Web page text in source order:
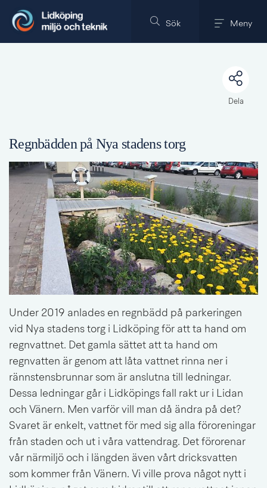
Sök Meny
Dela
Regnbädden på Nya stadens torg
Under 2019 anlades en regnbädd på parkeringen
vid Nya stadens torg i Lidköping för att ta hand om
regnvattnet. Det gamla sättet att ta hand om
regnvatten är genom att låta vattnet rinna ner i
rännstensbrunnar som är anslutna till ledningar.
Dessa ledningar går i Lidköpings fall rakt ur i Lidan
och Vänern. Men varför vill man då ändra på det?
Svaret är enkelt, vattnet för med sig alla föroreningar
från staden och ut i våra vattendrag. Det förorenar
vår närmiljö och i längden även vårt dricksvatten
som kommer från Vänern. Vi ville prova något nytt i